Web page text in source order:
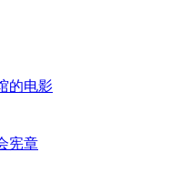
的电影
宪章